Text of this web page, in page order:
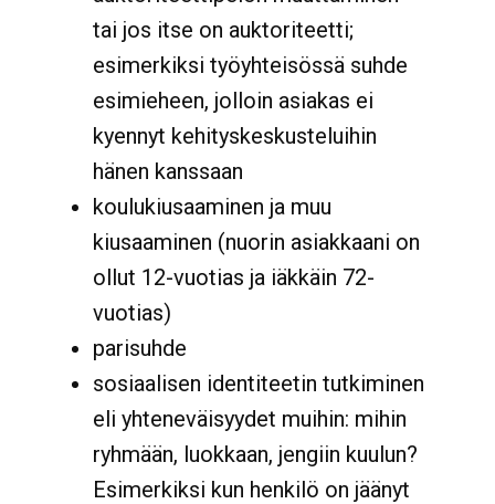
tai jos itse on auktoriteetti;
esimerkiksi työyhteisössä suhde
esimieheen, jolloin asiakas ei
kyennyt kehityskeskusteluihin
hänen kanssaan
koulukiusaaminen ja muu
kiusaaminen (nuorin asiakkaani on
ollut 12-vuotias ja iäkkäin 72-
vuotias)
parisuhde
sosiaalisen identiteetin tutkiminen
eli yhteneväisyydet muihin: mihin
ryhmään, luokkaan, jengiin kuulun?
Esimerkiksi kun henkilö on jäänyt